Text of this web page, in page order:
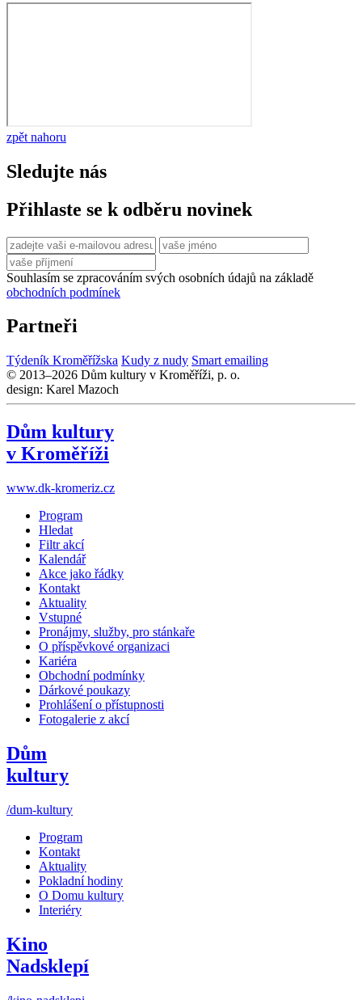
zpět nahoru
Sledujte nás
Přihlaste se k odběru novinek
Souhlasím se zpracováním svých osobních údajů na základě
obchodních podmínek
Partneři
Týdeník Kroměřížska Kudy z nudy Smart emailing
© 2013–2026 Dům kultury v Kroměříži, p. o.
design: Karel Mazoch
Dům kultury
v Kroměříži
www.dk-kromeriz.cz
Program
Hledat
Filtr akcí
Kalendář
Akce jako řádky
Kontakt
Aktuality
Vstupné
Pronájmy, služby, pro stánkaře
O příspěvkové organizaci
Kariéra
Obchodní podmínky
Dárkové poukazy
Prohlášení o přístupnosti
Fotogalerie z akcí
Dům
kultury
/dum-kultury
Program
Kontakt
Aktuality
Pokladní hodiny
O Domu kultury
Interiéry
Kino
Nadsklepí